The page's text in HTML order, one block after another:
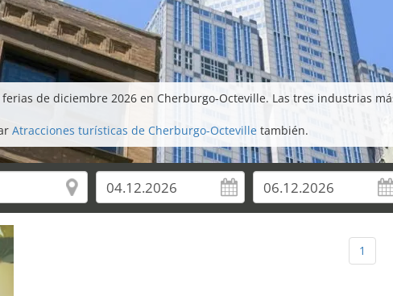
de diciembre 2026 en Cherburgo-Octeville. Las tres industrias
Atracciones turísticas de Cherburgo-Octeville también.
1